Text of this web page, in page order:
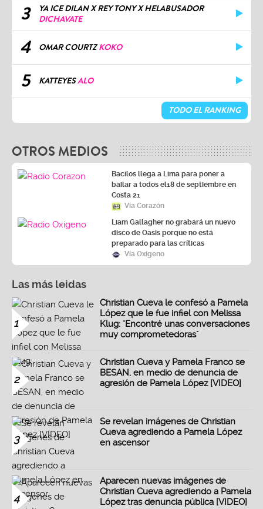
3
YA ICE DILAN X REY TONY X HELABUSADOR
DICHAVATE
4 OMAR COURTZKOKO
5 KATTEYESALO
TODO EL RANKING
OTROS MEDIOS
Bacilos llega a Lima para poner a
bailar a todos el18 de septiembre en
Costa 21
Vía Corazón
Liam Gallagher no grabará un nuevo
disco de Oasis porque no está
preparado para las críticas
Vía Oxígeno
Las más leidas
1
Christian Cueva le confesó a Pamela
López que le fue infiel con Melissa
Klug: "Encontré unas conversaciones
muy comprometedoras"
2
Christian Cueva y Pamela Franco se
BESAN, en medio de denuncia de
agresión de Pamela López [VIDEO]
3
Se revelan imágenes de Christian
Cueva agrediendo a Pamela López
en ascensor
4
Aparecen nuevas imágenes de
Christian Cueva agrediendo a Pamela
López tras denuncia pública [VIDEO]